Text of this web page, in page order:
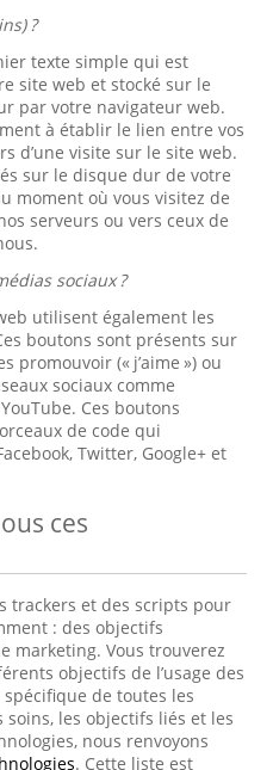
?
texte simple qui est
site web et stocké sur le
par votre navigateur web.
à établir le lien entre vos
d’une visite sur le site web.
sur le disque dur de votre
moment où vous visitez de
serveurs ou vers ceux de
sociaux ?
utilisent également les
boutons sont présents sur
promouvoir (« j’aime ») ou
sociaux comme
Ces boutons
de code qui
Twitter, Google+ et
ces
trackers et des scripts pour
: des objectifs
marketing. Vous trouverez
objectifs de l’usage des
de toutes les
les objectifs liés et les
nous renvoyons
. Cette liste est